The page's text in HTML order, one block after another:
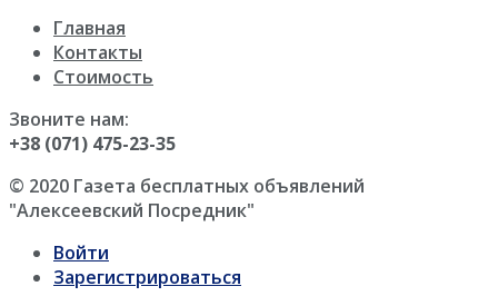
Главная
Контакты
Стоимость
Звоните нам:
+38 (071) 475-23-35
© 2020 Газета бесплатных объявлений
"Алексеевский Посредник"
Войти
Зарегистрироваться